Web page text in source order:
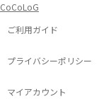
CoCoLoG
ご利用ガイド
プライバシーポリシー
マイアカウント